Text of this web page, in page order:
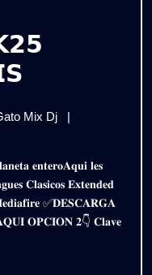
𝟮𝗞𝟮𝟱
(𝗩𝗢𝗟.𝟭)
Mix Dj
𝗣𝗔𝗖𝗞
𝗘𝗫𝗧𝗘𝗡𝗗𝗘𝗗
𝟮𝗞𝟮𝟱
(𝗩𝗢𝗟.𝟭)
𝗚𝗥𝗔𝗧𝗜𝗦
|
𝐂𝐥𝐚𝐬𝐢𝐜𝐨𝐬 𝐄𝐱𝐭𝐞𝐧𝐝𝐞𝐝
✅𝐃𝐄𝐒𝐂𝐀𝐑𝐆𝐀
𝐎𝐏𝐂𝐈𝐎𝐍 𝟐👇 𝐂𝐥𝐚𝐯𝐞